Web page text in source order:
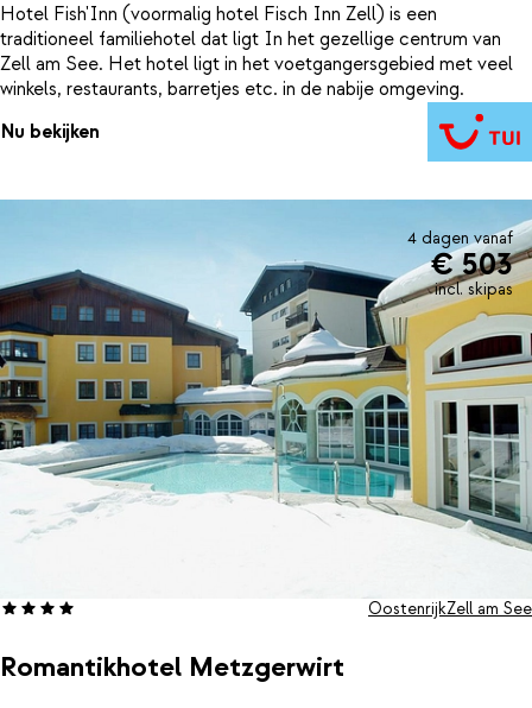
Hotel Fish'Inn (voormalig hotel Fisch Inn Zell) is een
traditioneel familiehotel dat ligt In het gezellige centrum van
Zell am See. Het hotel ligt in het voetgangersgebied met veel
winkels, restaurants, barretjes etc. in de nabije omgeving.
Nu bekijken
4 dagen vanaf
€ 503
incl. skipas
Romantikhotel Metzgerwirt
OostenrijkZell am See